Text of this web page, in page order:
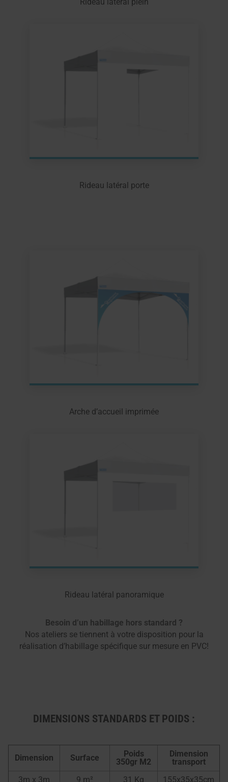
Rideau latéral plein
Rideau latéral porte
Arche d’accueil imprimée
Rideau latéral panoramique
Besoin d’un habillage hors standard ?
Nos ateliers se tiennent à votre disposition pour la
réalisation d’habillage spécifique sur mesure en PVC!
DIMENSIONS STANDARDS ET POIDS :
Dimension Surface
Poids
350gr M2
Dimension
transport
3m x 3m
9 m² 31 Kg
155x35x35cm